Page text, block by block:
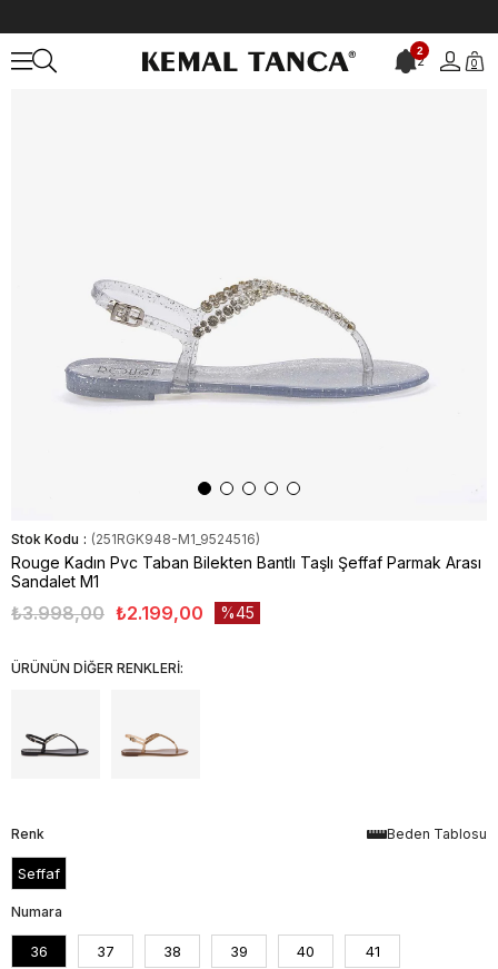
2
2 0
Stok Kodu (251RGK948-M1_9524516)
Rouge Kadın Pvc Taban Bilekten Bantlı Taşlı Şeffaf Parmak Arası
Sandalet M1
₺3.998,00 ₺2.199,00 45
ÜRÜNÜN DİĞER RENKLERİ:
Beden Tablosu
Renk
Seffaf
Numara
36 37 38 39 40 41